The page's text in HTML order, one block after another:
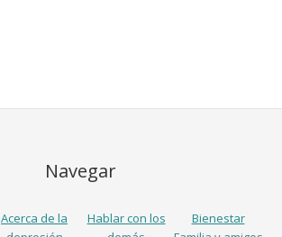
Navegar
Acerca de la
Hablar con los
Bienestar